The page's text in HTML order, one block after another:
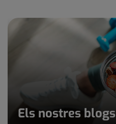
Els nostres blogs